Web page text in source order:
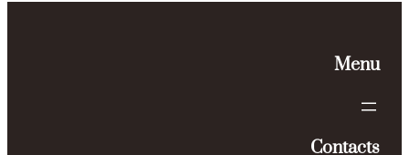
Menu
Contacts